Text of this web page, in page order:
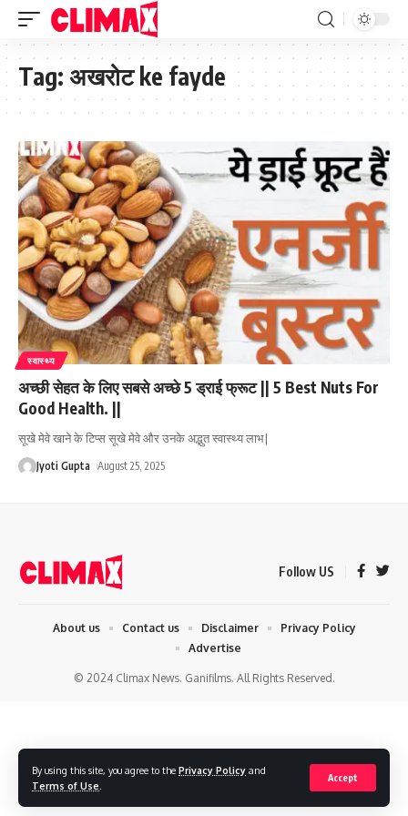
By using this site, you agree to the Privacy Policy and
Terms of Use
Accept
Tag: अखरोट ke fayde
स्वास्थ्य
अच्छी सेहत के लिए सबसे अच्छे 5 ड्राई फ्रूट || 5 Best Nuts For
Good Health. ||
सूखे मेवे खाने के टिप्स सूखे मेवे और उनके अद्भुत स्वास्थ्य लाभ|
Jyoti Gupta August 25, 2025
Follow US
© 2024 Climax News. Ganifilms. All Rights Reserved.
About us Contact us Disclaimer
Privacy Policy
Advertise